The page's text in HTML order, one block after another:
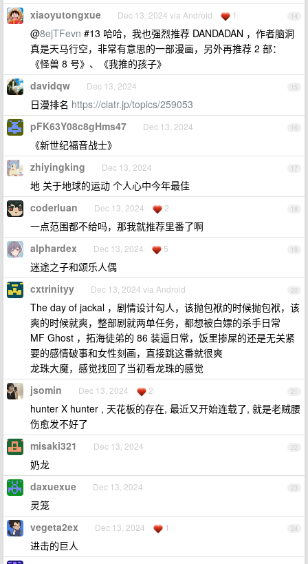
14
xiaoyutongxue Dec 13, 2024 via Android 1
@8ejTFevn #13 哈哈，我也强烈推荐 DANDADAN ，作者脑洞
真是天马行空，非常有意思的一部漫画，另外再推荐 2 部：
《怪兽 8 号》、《我推的孩子》
15
davidqw Dec 13, 2024
日漫排名 https://ciatr.jp/topics/259053
16
pFK63Y08c8gHms47 Dec 13, 2024
《新世纪福音战士》
17
zhiyingking Dec 13, 2024
地 关于地球的运动 个人心中今年最佳
18
coderluan Dec 13, 2024 2
一点范围都不给吗，那我就推荐里番了啊
19
alphardex Dec 13, 2024 5
迷途之子和颂乐人偶
20
cxtrinityy Dec 13, 2024 via Android
The day of jackal ，剧情设计勾人，该抛包袱的时候抛包袱，该
爽的时候就爽，整部剧就两单任务，都想被白嫖的杀手日常
MF Ghost ，拓海徒弟的 86 装逼日常，饭里掺屎的还是无关紧
要的感情破事和女性刻画，直接跳这番就很爽
龙珠大魔，感觉找回了当初看龙珠的感觉
21
jsomin Dec 13, 2024 2
hunter X hunter , 天花板的存在, 最近又开始连载了, 就是老贼腰
伤愈发不好了
22
misaki321 Dec 13, 2024
奶龙
23
daxuexue Dec 13, 2024
灵笼
24
vegeta2ex Dec 13, 2024 1
进击的巨人